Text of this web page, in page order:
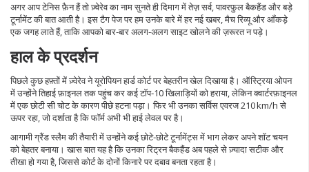
अगर आप टेनिस फ़ैन हैं तो ज़्वेरेव का नाम सुनते ही दिमाग में तेज़ सर्व, पावरफ़ुल बैकहैंड और बड़े
टूर्नामेंट की बात आती है। इस टैग पेज पर हम उनके बारे में हर नई खबर, मैच रिव्यू और आँकड़े
एक जगह लाते हैं, ताकि आपको बार‑बार अलग‑अलग साइट खोलने की ज़रूरत न पड़े।
हाल के प्रदर्शन
पिछले कुछ हफ़्तों में ज़्‍वेरेव ने यूरोपियन हार्ड कोर्ट पर बेहतरीन खेल दिखाया है। ऑस्ट्रिया ओपन
में उन्होंने तिहाई फ़ाइनल तक पहुंच कर कई टॉप‑10 खिलाड़ियों को हराया, लेकिन क्वार्टरफ़ाइनल
में एक छोटी सी चोट के कारण पीछे हटना पड़ा। फिर भी उनका सर्विस एवरज 210 km/h से
ऊपर रहा, जो दर्शाता है कि फॉर्म अभी भी हाई लेवल पर है।
आगामी ग्रैंड स्लैम की तैयारी में उन्होंने कई छोटे‑छोटे टूर्नामेंट्स में भाग लेकर अपने शॉट चयन
को बेहतर बनाया। खास बात यह है कि उनका रिट्रन बैकहैंड अब पहले से ज़्यादा सटीक और
तीखा हो गया है, जिससे कोर्ट के दोनों किनारे पर दबाव बनता रहता है।